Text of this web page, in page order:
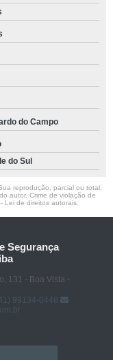
do Campo
do Sul
reprodução, parcial ou total,
autor. Crime de violação de
Lei de direitos autorais
Segurança
131 - Boa Vista -
99134-0448